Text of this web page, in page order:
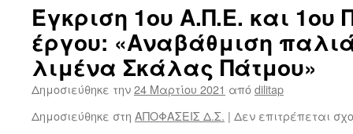
Έγκριση 1ου Α.Π.Ε. και 1ου
έργου: «Αναβάθμιση
λιμένα Σκάλας Πάτμου»
Δημοσιεύθηκε την24 Μαρτίου 2021 απόdilitap
Δημοσιεύθηκε στη ΑΠΟΦΑΣΕΙΣ Δ.Σ. | Δεν επιτρέπεται